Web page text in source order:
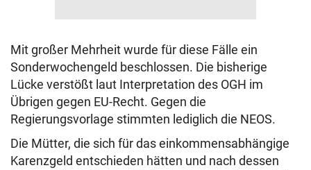
Mit großer Mehrheit wurde für diese Fälle ein
Sonderwochengeld beschlossen. Die bisherige
Lücke verstößt laut Interpretation des OGH im
Übrigen gegen EU-Recht. Gegen die
Regierungsvorlage stimmten lediglich die NEOS.
Die Mütter, die sich für das einkommensabhängige
Karenzgeld entschieden hätten und nach dessen